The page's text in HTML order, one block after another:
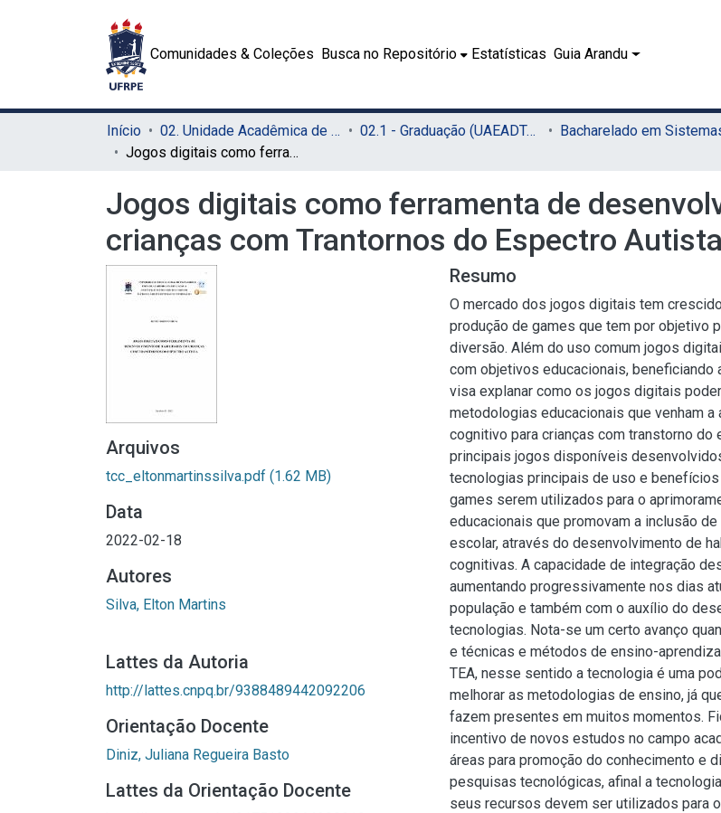
Comunidades & Coleções Busca no Repositório Estatísticas Guia Arandu
Início 02. Unidade Acadêmica de Educação a Distância e Tecnologia (UAEADTec) 02.1 - Graduação (UAEADTec)
Jogos digitais como ferramenta de desenvolvimento de habilidades em crianças com Trantornos do Espectro Autista
Jogos digitais como ferramenta de
crianças com Trantornos do Espectro Autista
Arquivos
tcc_eltonmartinssilva.pdf (1.62 MB)
Data
2022-02-18
Autores
Silva, Elton Martins
Lattes da Autoria
http://lattes.cnpq.br/9388489442092206
Orientação Docente
Diniz, Juliana Regueira Basto
Lattes da Orientação Docente
Resumo
O mercado dos jogos digitais tem
produção de games que tem por objetivo
diversão. Além do uso comum jogos
com objetivos educacionais, beneficiando
visa explanar como os jogos digitais
metodologias educacionais que venham
cognitivo para crianças com transtorno
principais jogos disponíveis
tecnologias principais de uso e
games serem utilizados para o
educacionais que promovam a inclusão
escolar, através do desenvolvimento de
cognitivas. A capacidade de integração
aumentando progressivamente nos dias
população e também com o auxílio do
tecnologias. Nota-se um certo avanço
e técnicas e métodos de ensino-
TEA, nesse sentido a tecnologia é uma
melhorar as metodologias de ensino, já
fazem presentes em muitos momentos.
incentivo de novos estudos no campo
áreas para promoção do conhecimento e
pesquisas tecnológicas, afinal a
seus recursos devem ser utilizados para